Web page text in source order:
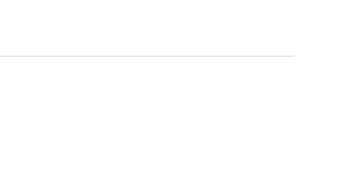
ドブルー
ミッドナイトブラック (selected)
mini ソフトサンド
2 mini ヌートリアグリーン